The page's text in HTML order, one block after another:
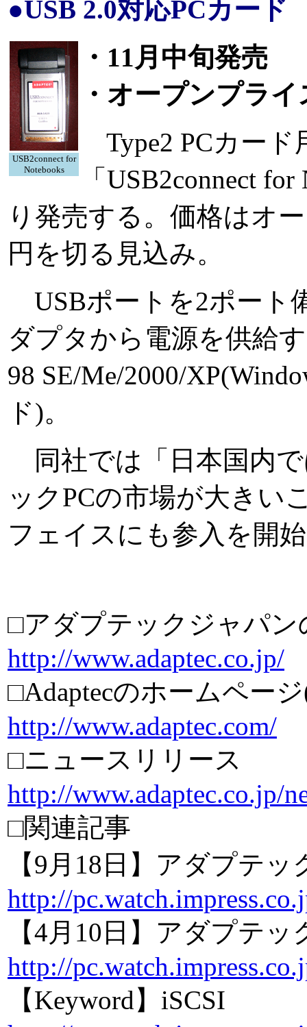
●USB 2.0対応PCカード
USB2connect for
Notebooks
・11月中旬発売
・オープンプライ
Type2 PCカード
「USB2connect
り発売する。価格はオ
円を切る見込み。
USBポートを2ポート
ダプタから電源を供給
98 SE/Me/2000/
ド)。
同社では「日本国内
ックPCの市場が大きい
フェイスにも参入を開
□アダプテックジャパン
http://www.adaptec.co.jp/
□Adaptecのホームペー
http://www.adaptec.com/
□ニュースリリース
http://www.adaptec.co.jp/
□関連記事
【9月18日】アダプテ
http://
【4月10日】アダプテ
http://
【Keyword】iSCSI